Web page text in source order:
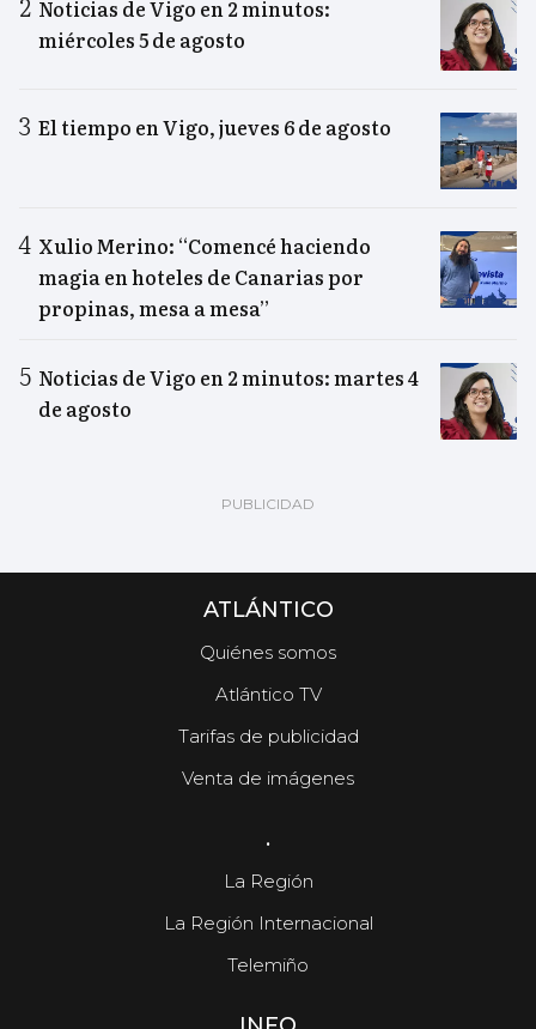
Noticias de Vigo en 2 minutos:
miércoles 5 de agosto
El tiempo en Vigo, jueves 6 de agosto
Xulio Merino: “Comencé haciendo
magia en hoteles de Canarias por
propinas, mesa a mesa”
Noticias de Vigo en 2 minutos: martes 4
de agosto
ATLÁNTICO
Quiénes somos
Atlántico TV
Tarifas de publicidad
Venta de imágenes
.
La Región
La Región Internacional
Telemiño